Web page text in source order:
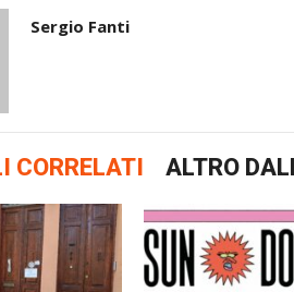
Sergio Fanti
CORRELATI ALTRO